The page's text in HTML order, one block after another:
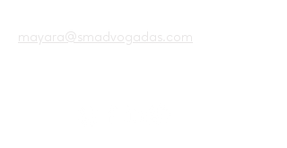
mayara@smadvogadas.com